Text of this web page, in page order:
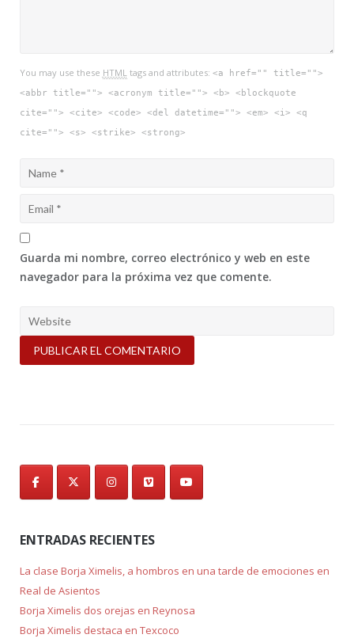
You may use these HTMLtags and attributes: <a href="" title="">
<abbr title=""> <acronym title=""> <b> <blockquote
cite=""> <cite> <code> <del datetime=""> <em> <i> <q
cite=""> <s> <strike> <strong>
Guarda mi nombre, correo electrónico y web en este
navegador para la próxima vez que comente.
ENTRADAS RECIENTES
La clase Borja Ximelis, a hombros en una tarde de emociones en
Real de Asientos
Borja Ximelis dos orejas en Reynosa
Borja Ximelis destaca en Texcoco